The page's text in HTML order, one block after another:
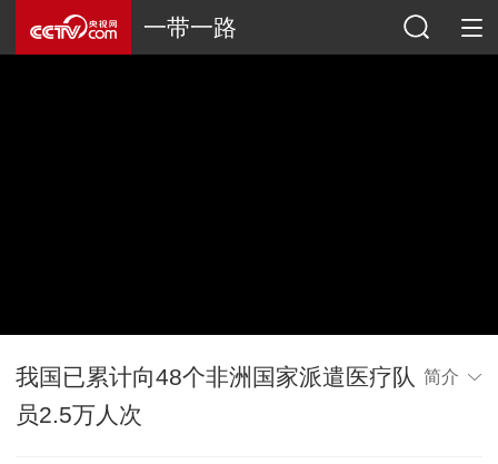
一带一路
我国已累计向48个非洲国家派遣医疗队
员2.5万人次
简介